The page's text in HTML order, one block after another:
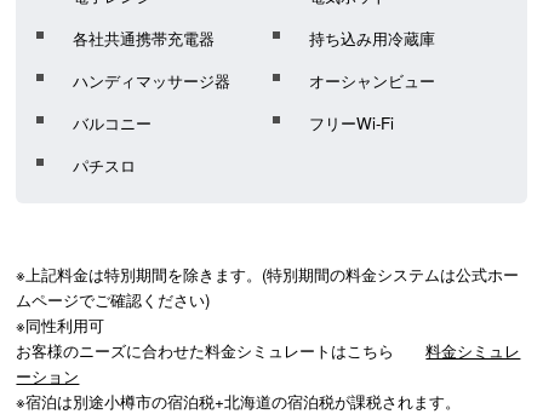
各社共通携帯充電器
持ち込み用冷蔵庫
ハンディマッサージ器
オーシャンビュー
バルコニー
フリーWi-Fi
パチスロ
※上記料金は特別期間を除きます。(特別期間の料金システムは公式ホー
ムページでご確認ください)
※同性利用可
お客様のニーズに合わせた料金シミュレートはこちら 料金シミュレ
ーション
※宿泊は別途小樽市の宿泊税+北海道の宿泊税が課税されます。